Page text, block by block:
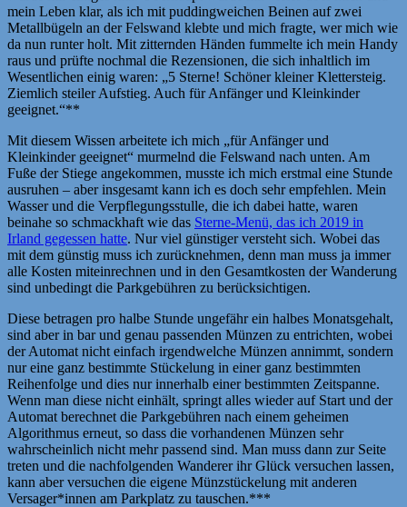
mein Leben klar, als ich mit puddingweichen Beinen auf zwei
Metallbügeln an der Felswand klebte und mich fragte, wer mich wie
da nun runter holt. Mit zitternden Händen fummelte ich mein Handy
raus und prüfte nochmal die Rezensionen, die sich inhaltlich im
Wesentlichen einig waren: „5 Sterne! Schöner kleiner Klettersteig.
Ziemlich steiler Aufstieg. Auch für Anfänger und Kleinkinder
geeignet.“**
Mit diesem Wissen arbeitete ich mich „für Anfänger und
Kleinkinder geeignet“ murmelnd die Felswand nach unten. Am
Fuße der Stiege angekommen, musste ich mich erstmal eine Stunde
ausruhen – aber insgesamt kann ich es doch sehr empfehlen. Mein
Wasser und die Verpflegungsstulle, die ich dabei hatte, waren
beinahe so schmackhaft wie das Sterne-Menü, das ich 2019 in
Irland gegessen hatte. Nur viel günstiger versteht sich. Wobei das
mit dem günstig muss ich zurücknehmen, denn man muss ja immer
alle Kosten miteinrechnen und in den Gesamtkosten der Wanderung
sind unbedingt die Parkgebühren zu berücksichtigen.
Diese betragen pro halbe Stunde ungefähr ein halbes Monatsgehalt,
sind aber in bar und genau passenden Münzen zu entrichten, wobei
der Automat nicht einfach irgendwelche Münzen annimmt, sondern
nur eine ganz bestimmte Stückelung in einer ganz bestimmten
Reihenfolge und dies nur innerhalb einer bestimmten Zeitspanne.
Wenn man diese nicht einhält, springt alles wieder auf Start und der
Automat berechnet die Parkgebühren nach einem geheimen
Algorithmus erneut, so dass die vorhandenen Münzen sehr
wahrscheinlich nicht mehr passend sind. Man muss dann zur Seite
treten und die nachfolgenden Wanderer ihr Glück versuchen lassen,
kann aber versuchen die eigene Münzstückelung mit anderen
Versager*innen am Parkplatz zu tauschen.***